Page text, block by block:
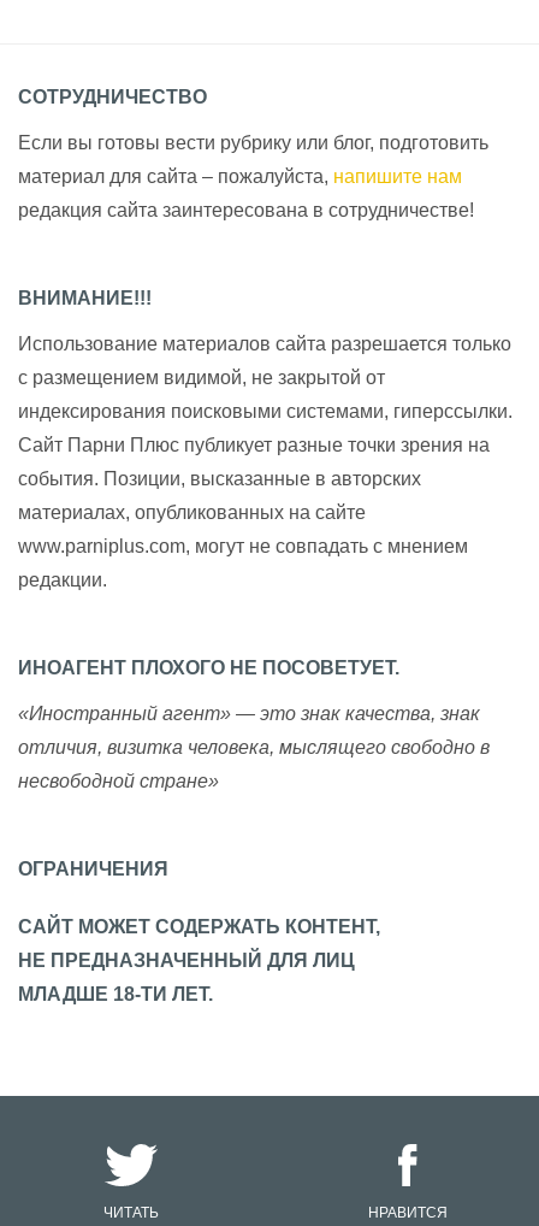
СОТРУДНИЧЕСТВО
Если вы готовы вести рубрику или блог, подготовить
материал для сайта – пожалуйста, напишите нам
редакция сайта заинтересована в сотрудничестве!
ВНИМАНИЕ!!!
Использование материалов сайта разрешается только
с размещением видимой, не закрытой от
индексирования поисковыми системами, гиперссылки.
Сайт Парни Плюс публикует разные точки зрения на
события. Позиции, высказанные в авторских
материалах, опубликованных на сайте
www.parniplus.com, могут не совпадать с мнением
редакции.
ИНОАГЕНТ ПЛОХОГО НЕ ПОСОВЕТУЕТ.
«Иностранный агент» — это знак качества, знак
отличия, визитка человека, мыслящего свободно в
несвободной стране»
ОГРАНИЧЕНИЯ
САЙТ МОЖЕТ СОДЕРЖАТЬ КОНТЕНТ,
НЕ ПРЕДНАЗНАЧЕННЫЙ ДЛЯ ЛИЦ
МЛАДШЕ 18-ТИ ЛЕТ.
ЧИТАТЬ НРАВИТСЯ